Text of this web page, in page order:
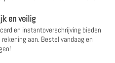
en veilig
en instantoverschrijving bieden
aan. Bestel vandaag en